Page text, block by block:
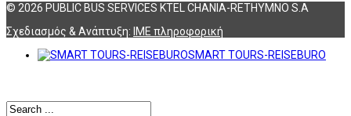
© 2026 PUBLIC BUS SERVICES KTEL CHANIA-RETHYMNO S.A
Σχεδιασμός & Ανάπτυξη: ΙΜΕ πληροφορική
SMART TOURS-REISEBURO